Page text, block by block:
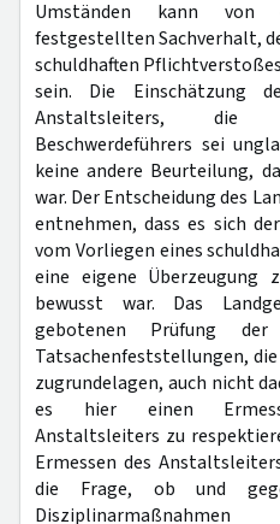
Umständen kann von
festgestellten Sachverhalt,
schuldhaften
sein. Die Einschätzung
Anstaltsleiters, die
Beschwerdeführers sei
keine andere Beurteilung,
war. Der Entscheidung des
entnehmen, dass es sich
vom Vorliegen eines
eine eigene Überzeugung
bewusst war. Das
gebotenen Prüfung
Tatsachenfeststellungen,
zugrundelagen, auch nicht
es hier einen
Anstaltsleiters zu
Ermessen des
die Frage, ob und